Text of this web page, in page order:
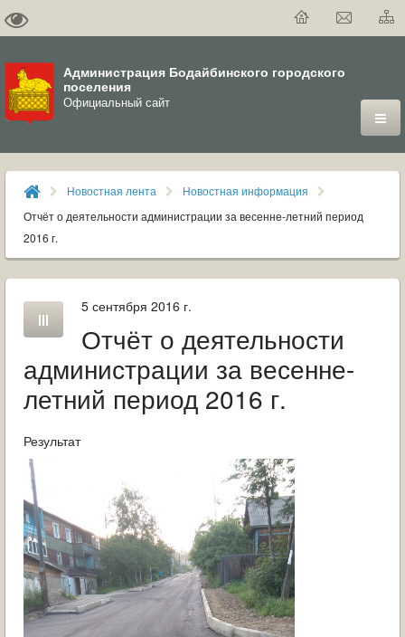
Администрация Бодайбинского городского
поселения
Официальный сайт
ГОРОД
ДУМА
ОФИЦИАЛЬНЫЙ ВЕСТНИК БОДАЙБО
МУНИЦИПАЛЬНЫЕ УСЛУГИ
ОБРАЩЕНИЯ ГРАЖДАН
ГРАДОСТРОИТЕЛЬНАЯ ДЕЯТЕЛЬНОСТЬ
ИНФОРМИРОВАНИЕ НАСЕЛЕНИЯ
ДЕЯТЕЛЬНОСТЬ ПРОКУРАТУРЫ
МУНИЦИПАЛЬНЫЙ КОНТРОЛЬ
ПОИСК ПО САЙТУ
Новостная лента
Новостная информация
Отчёт о деятельности администрации за весенне-летний период
2016 г.
5 сентября 2016 г.
Отчёт о деятельности
администрации за весенне-
летний период 2016 г.
Результат